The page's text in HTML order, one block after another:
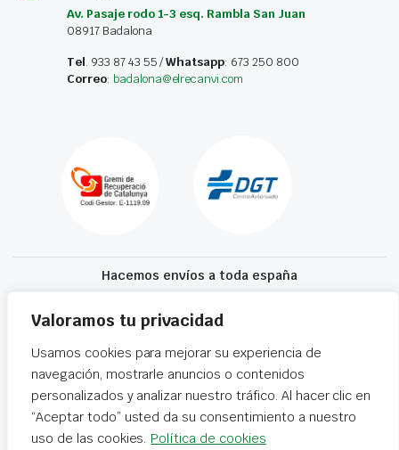
Valoramos tu privacidad
Usamos cookies para mejorar su experiencia de
navegación, mostrarle anuncios o contenidos
personalizados y analizar nuestro tráfico. Al hacer clic en
“Aceptar todo” usted da su consentimiento a nuestro
uso de las cookies. Política de cookies
Av. Pasaje rodo 1-3 esq. Rambla San Juan
08917 Badalona
Tel. 933 87 43 55 /Whatsapp: 673 250 800
Correo: badalona@elrecanvi.com
Hacemos envíos a toda españa
Recibe tu recambio en 24-72 horas
Desguaces El Recanvi 2026 ©Condiciones generales·Declaración de